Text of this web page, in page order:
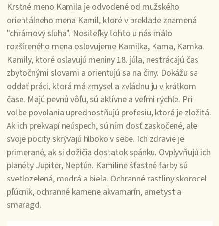
Krstné meno Kamila je odvodené od mužského
orientálneho mena Kamil, ktoré v preklade znamená
"chrámový sluha". Nositeľky tohto u nás málo
rozšíreného mena oslovujeme Kamilka, Kama, Kamka.
Kamily, ktoré oslavujú meniny 18. júla, nestrácajú čas
zbytočnými slovami a orientujú sa na činy. Dokážu sa
oddať práci, ktorá má zmysel a zvládnu ju v krátkom
čase. Majú pevnú vôľu, sú aktívne a veľmi rýchle. Pri
voľbe povolania uprednostňujú profesiu, ktorá je zložitá.
Ak ich prekvapí neúspech, sú ním dosť zaskočené, ale
svoje pocity skrývajú hlboko v sebe. Ich zdravie je
primerané, ak si dožičia dostatok spánku. Ovplyvňujú ich
planéty Jupiter, Neptún. Kamiline šťastné farby sú
svetlozelená, modrá a biela. Ochranné rastliny skorocel
pľúcnik, ochranné kamene akvamarín, ametyst a
smaragd.